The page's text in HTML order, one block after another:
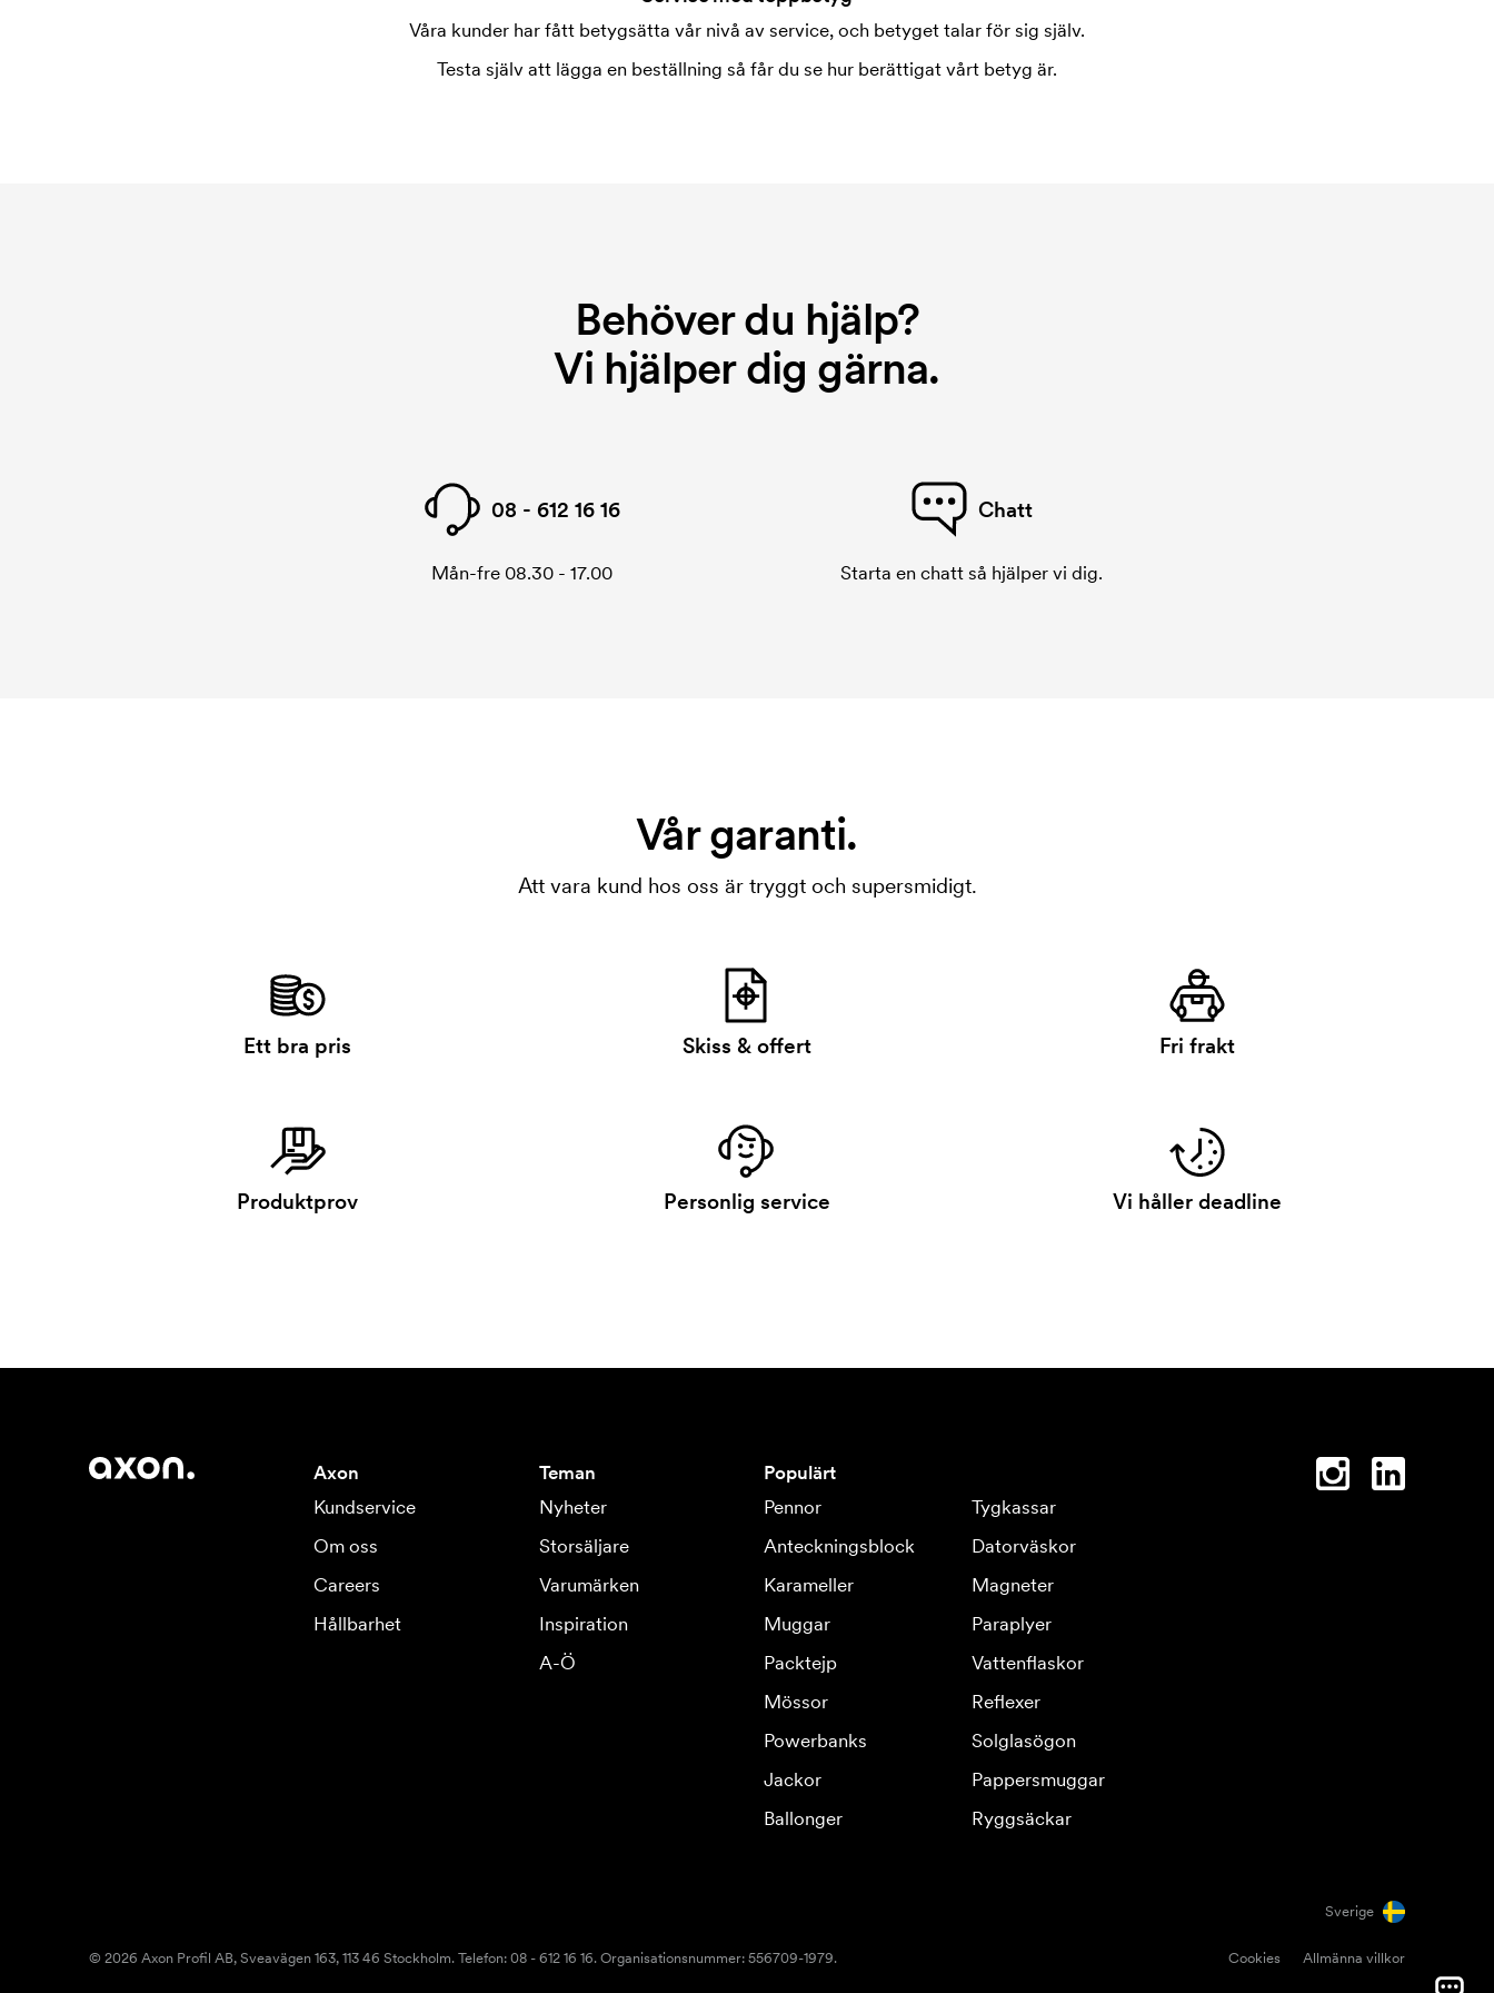
Våra kunder har fått betygsätta vår nivå av service, och betyget talar för sig själv.
Testa själv att lägga en beställning så får du se hur berättigat vårt betyg är.
Behöver du hjälp?
Vi hjälper dig gärna.
08 - 612 16 16
Mån-fre 08.30 - 17.00
Chatt
Starta en chatt så hjälper vi dig.
Vår garanti.
Att vara kund hos oss är tryggt och supersmidigt.
Ett bra pris Skiss & offert Fri frakt
Produktprov Personlig service Vi håller deadline
Axon
Kundservice
Om oss
Careers
Hållbarhet
Teman
Nyheter
Storsäljare
Varumärken
Inspiration
A-Ö
Populärt
Pennor
Tygkassar
Anteckningsblock
Datorväskor
Karameller
Magneter
Muggar
Paraplyer
Packtejp
Vattenflaskor
Mössor
Reflexer
Powerbanks
Solglasögon
Jackor
Pappersmuggar
Ballonger
Ryggsäckar
Sverige
Cookies Allmänna villkor
© 2026 Axon Profil AB, Sveavägen 163, 113 46 Stockholm. Telefon: 08 - 612 16 16. Organisationsnummer: 556709-1979.